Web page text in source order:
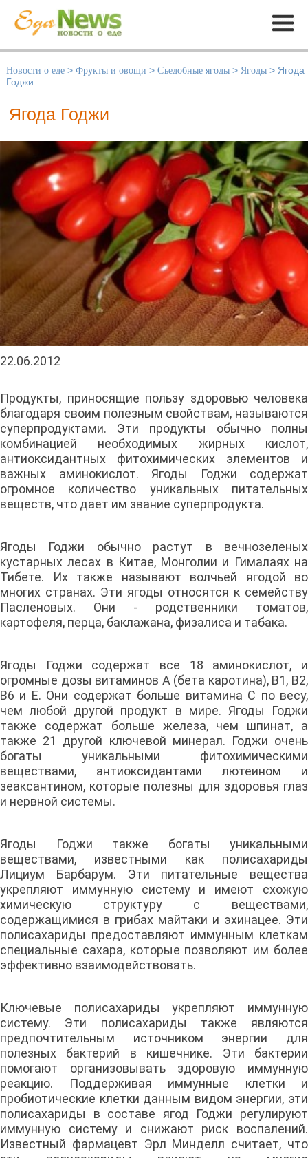
Меню
Новости о еде > Фрукты и овощи > Съедобные ягоды > Ягоды > Ягода
Годжи
Ягода Годжи
22.06.2012
Продукты, приносящие пользу здоровью человека
благодаря своим полезным свойствам, называются
суперпродуктами. Эти продукты обычно полны
комбинацией необходимых жирных кислот,
антиоксидантных фитохимических элементов и
важных аминокислот. Ягоды Годжи содержат
огромное количество уникальных питательных
веществ, что дает им звание суперпродукта.
Ягоды Годжи обычно растут в вечнозеленых
кустарных лесах в Китае, Монголии и Гималаях на
Тибете. Их также называют волчьей ягодой во
многих странах. Эти ягоды относятся к семейству
Пасленовых. Они - родственники томатов,
картофеля, перца, баклажана, физалиса и табака.
Ягоды Годжи содержат все 18 аминокислот, и
огромные дозы витаминов А (бета каротина), B1, B2,
B6 и Е. Они содержат больше витамина С по весу,
чем любой другой продукт в мире. Ягоды Годжи
также содержат больше железа, чем шпинат, а
также 21 другой ключевой минерал. Годжи очень
богаты уникальными фитохимическими
веществами, антиоксидантами лютеином и
зеаксантином, которые полезны для здоровья глаз
и нервной системы.
Ягоды Годжи также богаты уникальными
веществами, известными как полисахариды
Лициум Барбарум. Эти питательные вещества
укрепляют иммунную систему и имеют схожую
химическую структуру с веществами,
содержащимися в грибах майтаки и эхинацее. Эти
полисахариды предоставляют иммунным клеткам
специальные сахара, которые позволяют им более
эффективно взаимодействовать.
Ключевые полисахариды укрепляют иммунную
систему. Эти полисахариды также являются
предпочтительным источником энергии для
полезных бактерий в кишечнике. Эти бактерии
помогают организовывать здоровую иммунную
реакцию. Поддерживая иммунные клетки и
пробиотические клетки данным видом энергии, эти
полисахариды в составе ягод Годжи регулируют
иммунную систему и снижают риск воспалений.
Известный фармацевт Эрл Минделл считает, что